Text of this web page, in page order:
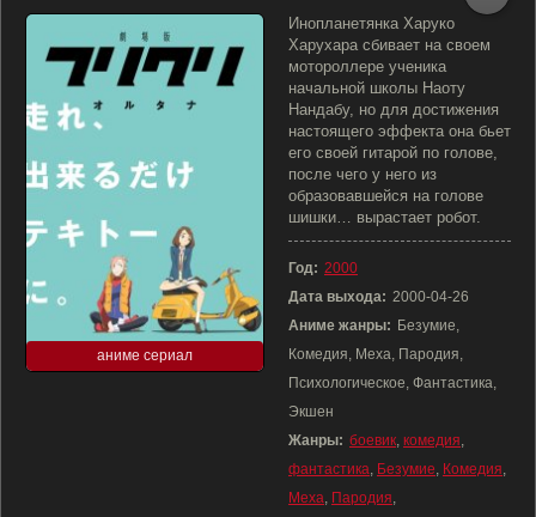
аниме сериал
Инопланетянка Харуко
Харухара сбивает на своем
мотороллере ученика
начальной школы Наоту
Нандабу, но для достижения
настоящего эффекта она бьет
его своей гитарой по голове,
после чего у него из
образовавшейся на голове
шишки… вырастает робот.
Год: 2000
Дата выхода: 2000-04-26
Аниме жанры: Безумие,
Комедия, Меха, Пародия,
Психологическое, Фантастика,
Экшен
Жанры: боевик, комедия,
фантастика, Безумие, Комедия,
Меха, Пародия,